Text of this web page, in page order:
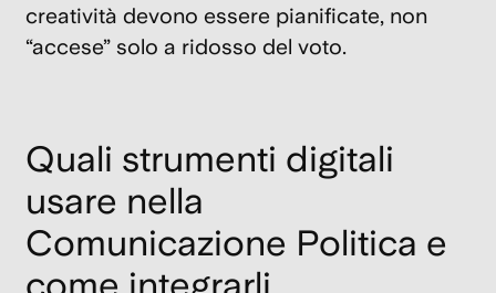
creatività devono essere pianificate, non
“accese” solo a ridosso del voto.
Quali strumenti digitali
usare nella
Comunicazione Politica e